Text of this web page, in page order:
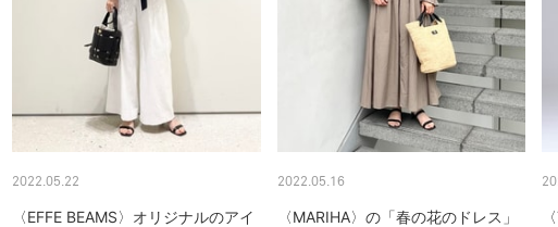
2022.05.22
〈EFFE BEAMS〉オリジナルのアイ
2022.05.16
〈MARIHA〉の「春の花のドレス」